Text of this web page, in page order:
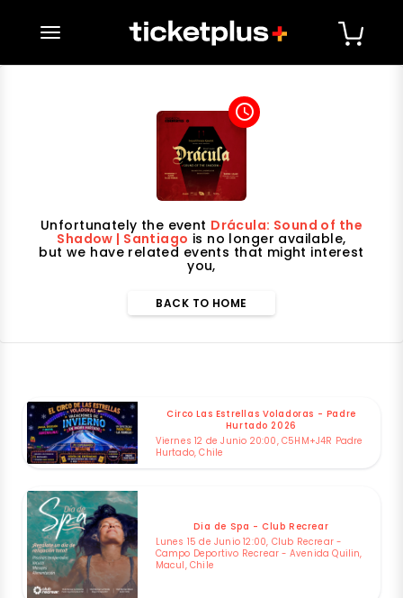
desplegar navegación
access_time
Unfortunately the event Drácula: Sound of the
Shadow | Santiago is no longer available,
but we have related events that might interest
you,
BACK TO HOME
Circo Las Estrellas Voladoras - Padre
Hurtado 2026
Viernes 12 de Junio 20:00, C5HM+J4R Padre
Hurtado, Chile
Dia de Spa - Club Recrear
Lunes 15 de Junio 12:00, Club Recrear -
Campo Deportivo Recrear - Avenida Quilin,
Macul, Chile